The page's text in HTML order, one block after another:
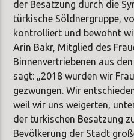
der Besatzung durch die
türkische Söldnergruppe,
kontrolliert und bewohnt
Arin Bakr, Mitglied des
Binnenvertriebenen aus
sagt: „2018 wurden wir
gezwungen. Wir
weil wir uns weigerten,
der türkischen Besatzung
Bevölkerung der Stadt